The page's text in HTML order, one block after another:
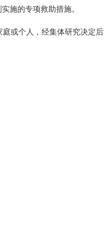
施的专项救助措施。
或个人，经集体研究决定后